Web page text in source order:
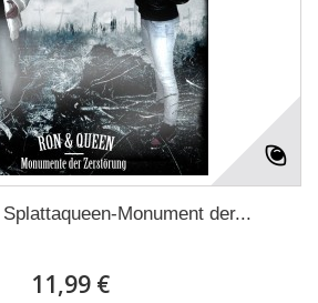
Monument der...
11,99 €